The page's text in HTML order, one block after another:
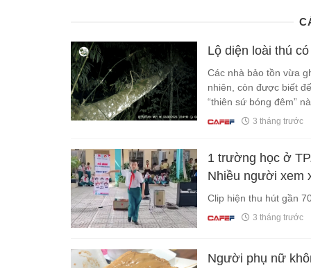
Lộ diện loài thú
Các nhà bảo tồn vừa
nhiên, còn được biết
“thiên sứ bóng đêm”
3 tháng trước
1 trường học ở
Nhiều người xem
Clip hiện thu hút gần
3 tháng trước
Người phụ nữ